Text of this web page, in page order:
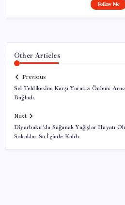
Follow Me
Other Articles
Previous
Sel Tehlikesine Karşı Yaratıcı Önlem:
Bağladı
Next
Diyarbakır’da Sağanak Yağışlar Hayatı
Sokaklar Su İçinde Kaldı